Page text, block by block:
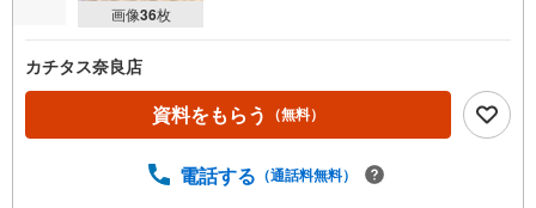
画像36枚
カチタス奈良店
資料をもらう （無料）
電話する （通話料無料）